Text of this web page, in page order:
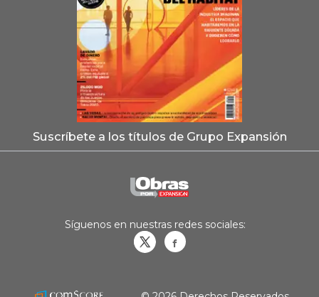
Suscríbete a los títulos de Grupo Expansión
Síguenos en nuestras redes sociales: